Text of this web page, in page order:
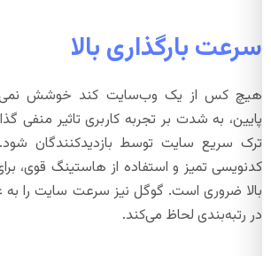
سرعت بارگذاری بالا
هیچ کس از یک وب‌سایت کند خوشش
پایین، به شدت بر تجربه کاربری تاثیر منفی
ترک سریع سایت توسط بازدیدکنندگان شود.
کدنویسی تمیز و استفاده از هاستینگ قوی،
بالا ضروری است. گوگل نیز سرعت سایت را به
در رتبه‌بندی لحاظ می‌کند.